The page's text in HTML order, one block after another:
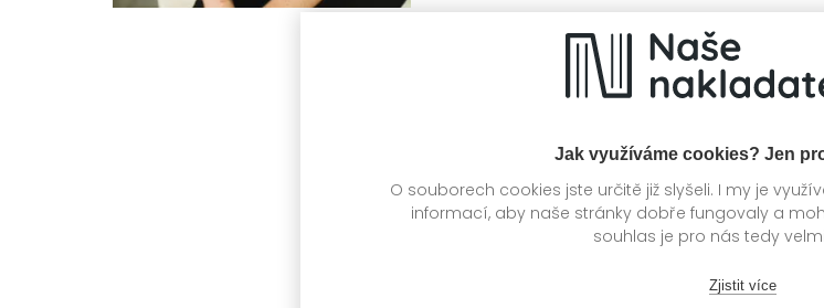
Jak využíváme cookies? Jen
O souborech cookies jste určitě již slyšeli. I my je
informací, aby naše stránky dobře fungovaly a
souhlas je pro nás tedy
Zjistit více